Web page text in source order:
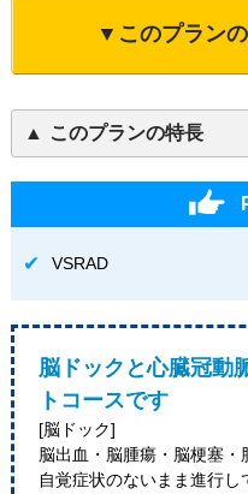
▼このプラン
このプランの特長
VSRAD
脳ドックと心臓冠動
トコースです
[脳ドック]
脳出血・脳腫瘍・脳梗塞
自覚症状のないまま進行